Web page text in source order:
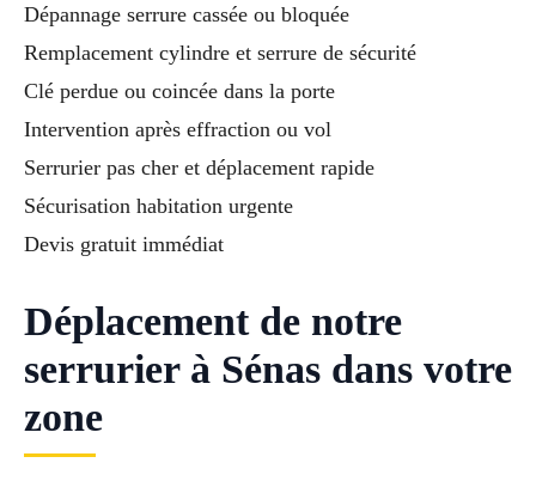
Dépannage serrure cassée ou bloquée
Remplacement cylindre et serrure de sécurité
Clé perdue ou coincée dans la porte
Intervention après effraction ou vol
Serrurier pas cher et déplacement rapide
Sécurisation habitation urgente
Devis gratuit immédiat
Déplacement de notre
serrurier à Sénas dans votre
zone